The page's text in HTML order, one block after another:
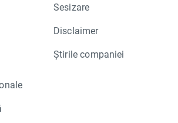
Sesizare
Disclaimer
Știrile companiei